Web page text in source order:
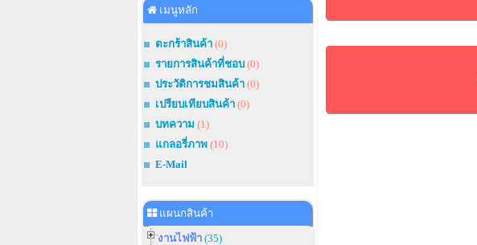
เมนูหลัก
ตะกร้าสินค้า(0)
รายการสินค้าที่ชอบ(0)
ประวัติการชมสินค้า(0)
เปรียบเทียบสินค้า(0)
บทความ (1)
แกลอรี่ภาพ(10)
E-Mail
แผนกสินค้า
งานไฟฟ้า(35)